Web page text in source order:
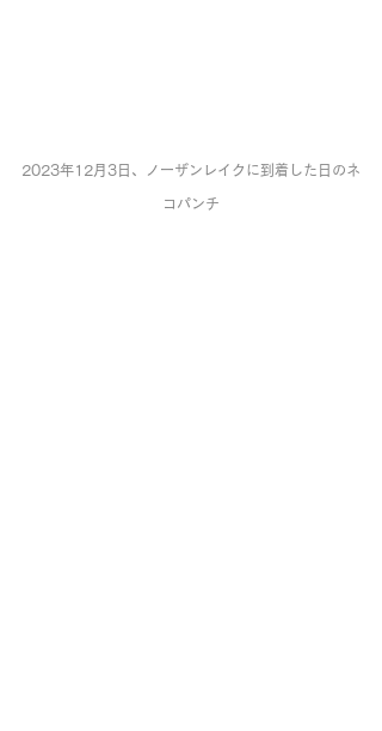
2023年12月3日、ノーザンレイクに到着した日のネ
コパンチ